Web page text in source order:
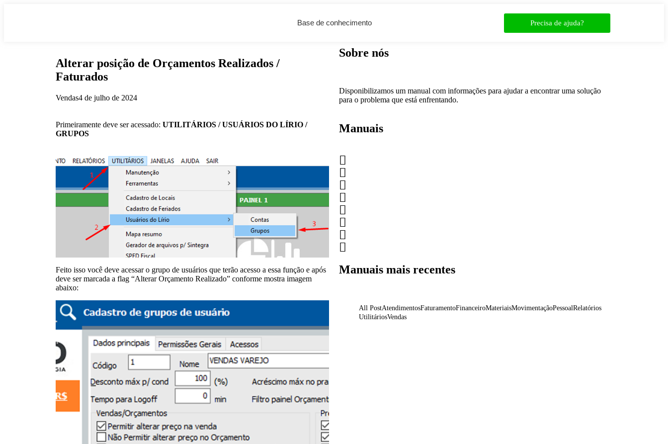
Base de conhecimento Precisa de ajuda?
Alterar posição de Orçamentos Realizados /
Faturados
Vendas4 de julho de 2024
Primeiramente deve ser acessado: UTILITÁRIOS / USUÁRIOS DO LÍRIO /
GRUPOS
Feito isso você deve acessar o grupo de usuários que terão acesso a essa função e após
deve ser marcada a flag “Alterar Orçamento Realizado” conforme mostra imagem
abaixo:
Sobre nós
Disponibilizamos um manual com informações para ajudar a encontrar uma solução
para o problema que está enfrentando.
Manuais
Manuais mais recentes
All PostAtendimentosFaturamentoFinanceiroMateriaisMovimentaçãoPessoalRelatórios
UtilitáriosVendas